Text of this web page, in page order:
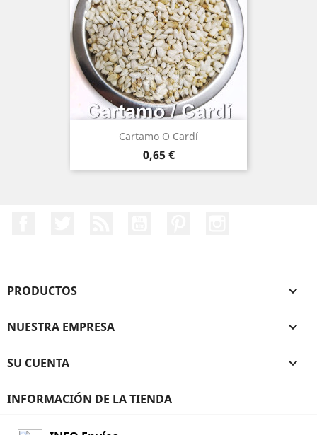
Cartamo O Cardí
Precio
0,65 €
PRODUCTOS 
NUESTRA EMPRESA 
SU CUENTA 
INFORMACIÓN DE LA TIENDA